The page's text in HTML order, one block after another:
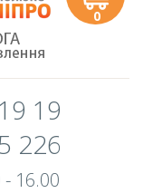
19
226
- 16.00
0